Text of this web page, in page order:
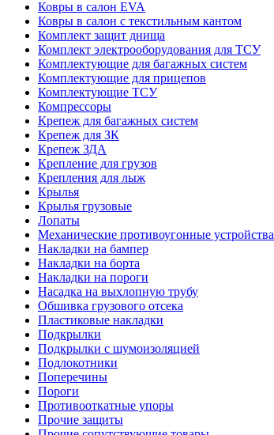
Ковры в салон EVA
Ковры в салон с текстильным кантом
Комплект защит днища
Комплект электрооборудования для ТСУ
Комплектующие для багажных систем
Комплектующие для прицепов
Комплектующие ТСУ
Компрессоры
Крепеж для багажных систем
Крепеж для ЗК
Крепеж ЗДА
Крепление для грузов
Крепления для лыж
Крылья
Крылья грузовые
Лопаты
Механические противоугонные устройства
Накладки на бампер
Накладки на борта
Накладки на пороги
Насадка на выхлопную трубу
Обшивка грузового отсека
Пластиковые накладки
Подкрылки
Подкрылки с шумоизоляцией
Подлокотники
Поперечины
Пороги
Противооткатные упоры
Прочие защиты